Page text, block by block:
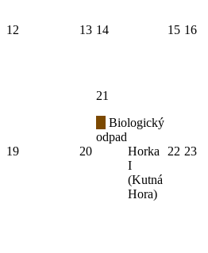
12 13 14 15 16
19 20
21
Biologický
odpad
Horka
I
(Kutná
Hora)
22 23